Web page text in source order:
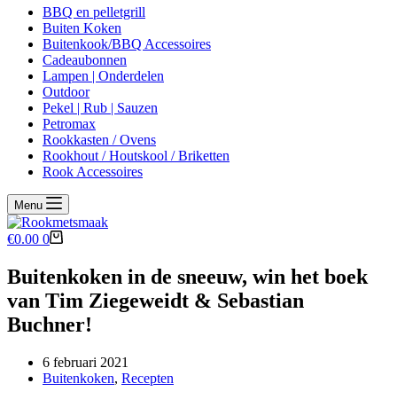
BBQ en pelletgrill
Buiten Koken
Buitenkook/BBQ Accessoires
Cadeaubonnen
Lampen | Onderdelen
Outdoor
Pekel | Rub | Sauzen
Petromax
Rookkasten / Ovens
Rookhout / Houtskool / Briketten
Rook Accessoires
Menu
Winkelwagen
€0.00 0
Buitenkoken in de sneeuw, win het boek
van Tim Ziegeweidt & Sebastian
Buchner!
6 februari 2021
Buitenkoken, Recepten